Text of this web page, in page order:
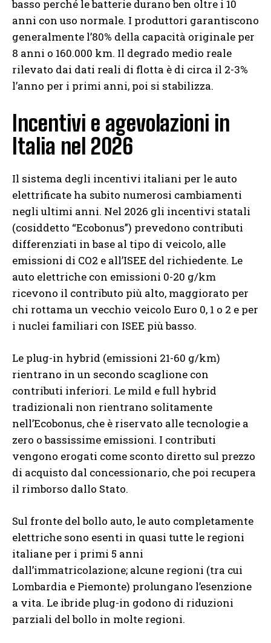
basso perché le batterie durano ben oltre i 10
anni con uso normale. I produttori garantiscono
generalmente l’80% della capacità originale per
8 anni o 160.000 km. Il degrado medio reale
rilevato dai dati reali di flotta è di circa il 2-3%
l’anno per i primi anni, poi si stabilizza.
Incentivi e agevolazioni in
Italia nel 2026
Il sistema degli incentivi italiani per le auto
elettrificate ha subito numerosi cambiamenti
negli ultimi anni. Nel 2026 gli incentivi statali
(cosiddetto “Ecobonus”) prevedono contributi
differenziati in base al tipo di veicolo, alle
emissioni di CO2 e all’ISEE del richiedente. Le
auto elettriche con emissioni 0-20 g/km
ricevono il contributo più alto, maggiorato per
chi rottama un vecchio veicolo Euro 0, 1 o 2 e per
i nuclei familiari con ISEE più basso.
Le plug-in hybrid (emissioni 21-60 g/km)
rientrano in un secondo scaglione con
contributi inferiori. Le mild e full hybrid
tradizionali non rientrano solitamente
nell’Ecobonus, che è riservato alle tecnologie a
zero o bassissime emissioni. I contributi
vengono erogati come sconto diretto sul prezzo
di acquisto dal concessionario, che poi recupera
il rimborso dallo Stato.
Sul fronte del bollo auto, le auto completamente
elettriche sono esenti in quasi tutte le regioni
italiane per i primi 5 anni
dall’immatricolazione; alcune regioni (tra cui
Lombardia e Piemonte) prolungano l’esenzione
a vita. Le ibride plug-in godono di riduzioni
parziali del bollo in molte regioni.